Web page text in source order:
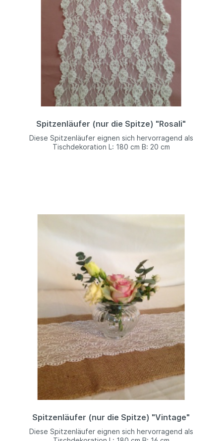
Spitzenläufer (nur die Spitze) "Rosali"
Diese Spitzenläufer eignen sich hervorragend als
Tischdekoration L: 180 cm B: 20 cm
Spitzenläufer (nur die Spitze) "Vintage"
Diese Spitzenläufer eignen sich hervorragend als